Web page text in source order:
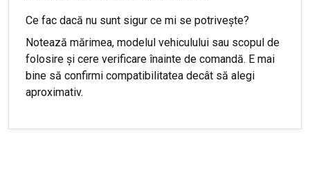
Ce fac dacă nu sunt sigur ce mi se potrivește?
Notează mărimea, modelul vehiculului sau scopul de
folosire și cere verificare înainte de comandă. E mai
bine să confirmi compatibilitatea decât să alegi
aproximativ.